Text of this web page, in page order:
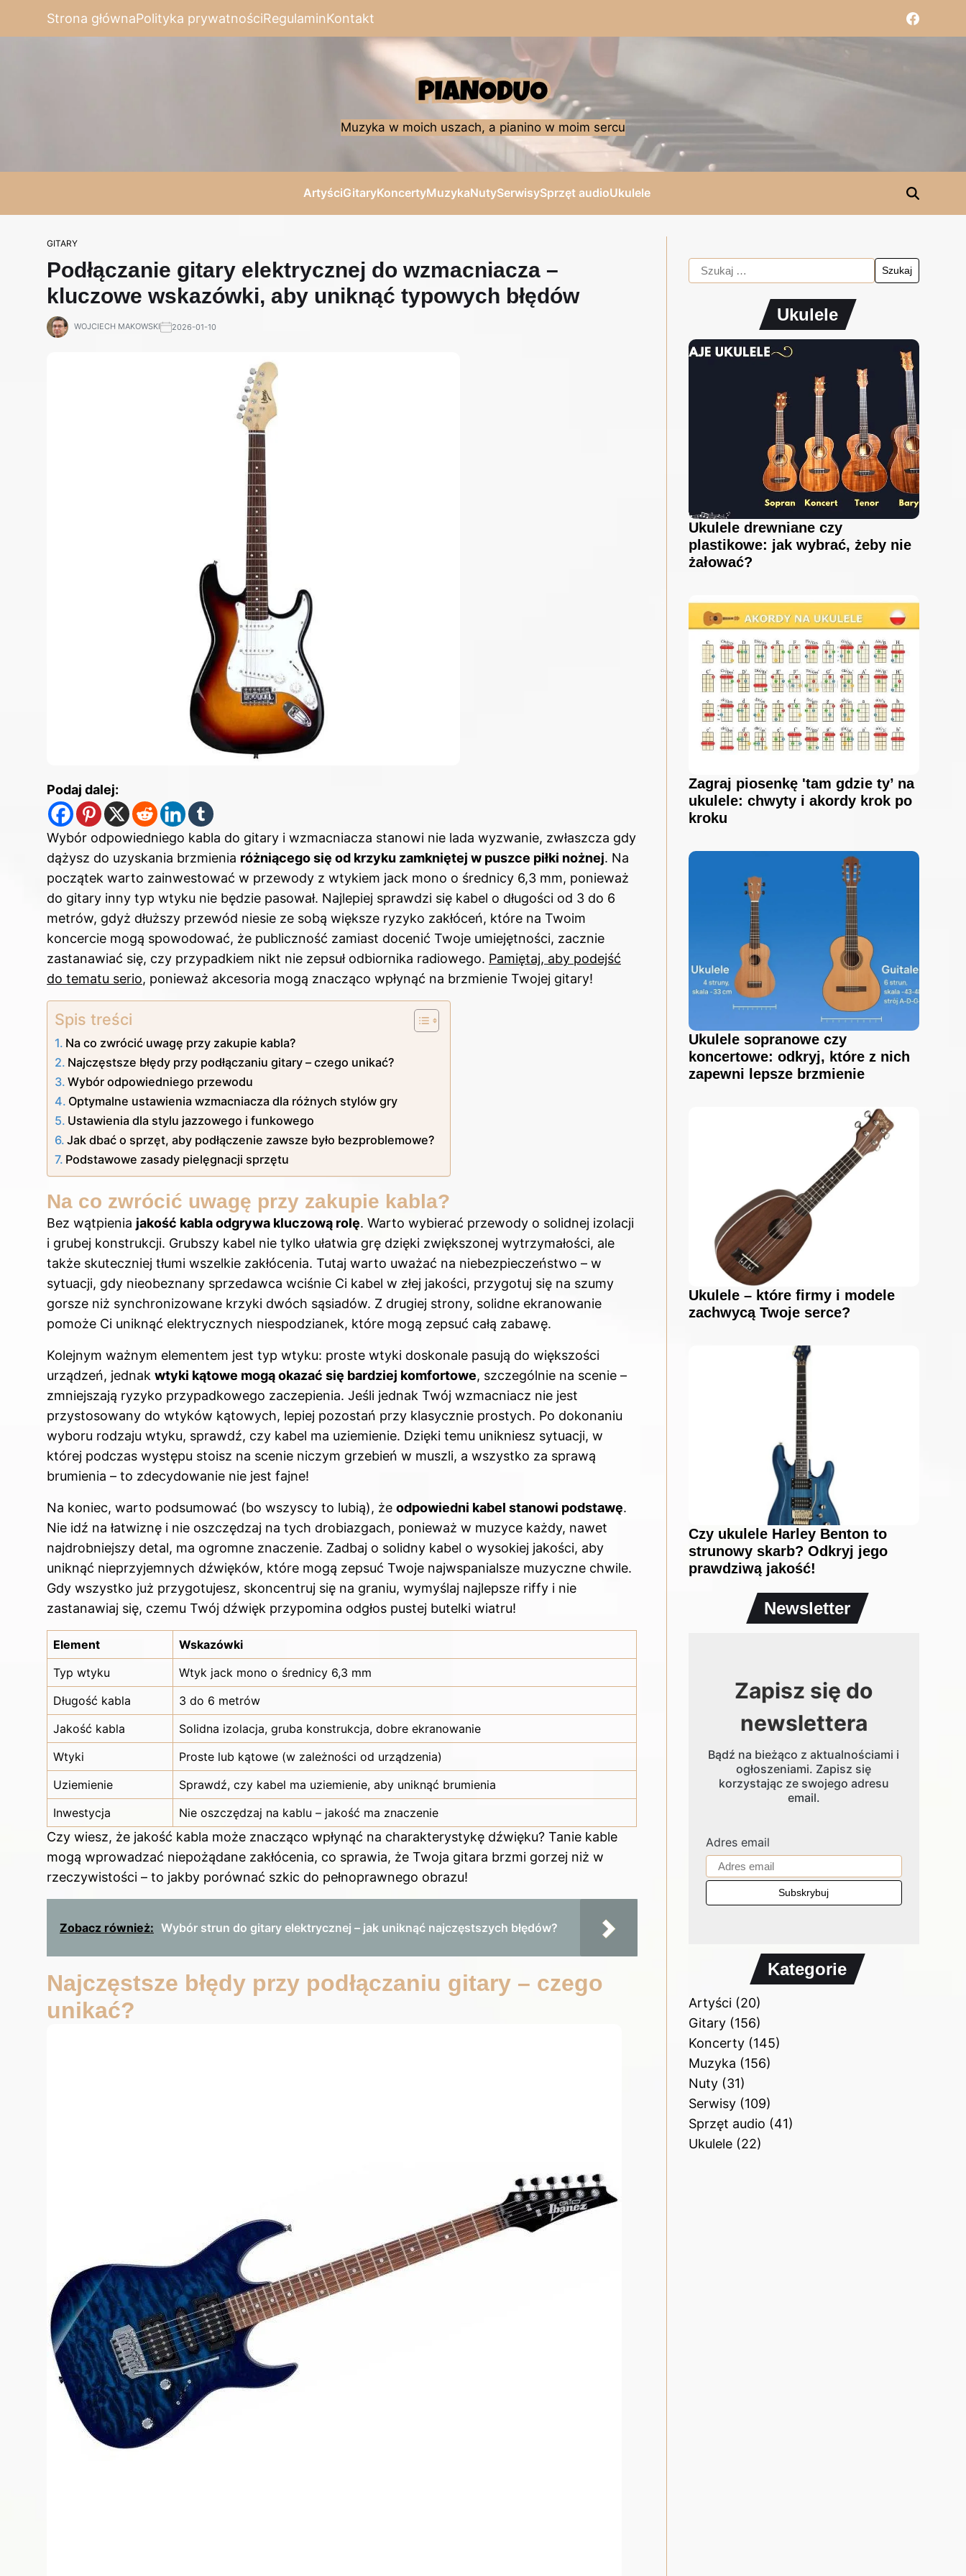
Strona głównaPolityka prywatnościRegulaminKontakt
Muzyka w moich uszach, a pianino w moim sercu
ArtyściGitaryKoncertyMuzykaNutySerwisySprzęt audioUkulele
GITARY
Podłączanie gitary elektrycznej do wzmacniacza –
kluczowe wskazówki, aby uniknąć typowych błędów
WOJCIECH MAKOWSKI 2026-01-10
Podaj dalej:
Wybór odpowiedniego kabla do gitary i wzmacniacza stanowi nie lada wyzwanie, zwłaszcza gdy
dążysz do uzyskania brzmienia różniącego się od krzyku zamkniętej w puszce piłki nożnej. Na
początek warto zainwestować w przewody z wtykiem jack mono o średnicy 6,3 mm, ponieważ
do gitary inny typ wtyku nie będzie pasował. Najlepiej sprawdzi się kabel o długości od 3 do 6
metrów, gdyż dłuższy przewód niesie ze sobą większe ryzyko zakłóceń, które na Twoim
koncercie mogą spowodować, że publiczność zamiast docenić Twoje umiejętności, zacznie
zastanawiać się, czy przypadkiem nikt nie zepsuł odbiornika radiowego. Pamiętaj, aby podejść
do tematu serio, ponieważ akcesoria mogą znacząco wpłynąć na brzmienie Twojej gitary!
Spis treści
Na co zwrócić uwagę przy zakupie kabla?
Najczęstsze błędy przy podłączaniu gitary – czego unikać?
Wybór odpowiedniego przewodu
Optymalne ustawienia wzmacniacza dla różnych stylów gry
Ustawienia dla stylu jazzowego i funkowego
Jak dbać o sprzęt, aby podłączenie zawsze było bezproblemowe?
Podstawowe zasady pielęgnacji sprzętu
Na co zwrócić uwagę przy zakupie kabla?
Bez wątpienia jakość kabla odgrywa kluczową rolę. Warto wybierać przewody o solidnej izolacji
i grubej konstrukcji. Grubszy kabel nie tylko ułatwia grę dzięki zwiększonej wytrzymałości, ale
także skuteczniej tłumi wszelkie zakłócenia. Tutaj warto uważać na niebezpieczeństwo – w
sytuacji, gdy nieobeznany sprzedawca wciśnie Ci kabel w złej jakości, przygotuj się na szumy
gorsze niż synchronizowane krzyki dwóch sąsiadów. Z drugiej strony, solidne ekranowanie
pomoże Ci uniknąć elektrycznych niespodzianek, które mogą zepsuć całą zabawę.
Kolejnym ważnym elementem jest typ wtyku: proste wtyki doskonale pasują do większości
urządzeń, jednak wtyki kątowe mogą okazać się bardziej komfortowe, szczególnie na scenie –
zmniejszają ryzyko przypadkowego zaczepienia. Jeśli jednak Twój wzmacniacz nie jest
przystosowany do wtyków kątowych, lepiej pozostań przy klasycznie prostych. Po dokonaniu
wyboru rodzaju wtyku, sprawdź, czy kabel ma uziemienie. Dzięki temu unikniesz sytuacji, w
której podczas występu stoisz na scenie niczym grzebień w muszli, a wszystko za sprawą
brumienia – to zdecydowanie nie jest fajne!
Na koniec, warto podsumować (bo wszyscy to lubią), że odpowiedni kabel stanowi podstawę.
Nie idź na łatwiznę i nie oszczędzaj na tych drobiazgach, ponieważ w muzyce każdy, nawet
najdrobniejszy detal, ma ogromne znaczenie. Zadbaj o solidny kabel o wysokiej jakości, aby
uniknąć nieprzyjemnych dźwięków, które mogą zepsuć Twoje najwspanialsze muzyczne chwile.
Gdy wszystko już przygotujesz, skoncentruj się na graniu, wymyślaj najlepsze riffy i nie
zastanawiaj się, czemu Twój dźwięk przypomina odgłos pustej butelki wiatru!
Element
Wskazówki
Typ wtyku
Wtyk jack mono o średnicy 6,3 mm
Długość kabla
3 do 6 metrów
Jakość kabla
Solidna izolacja, gruba konstrukcja, dobre ekranowanie
Wtyki
Proste lub kątowe (w zależności od urządzenia)
Uziemienie
Sprawdź, czy kabel ma uziemienie, aby uniknąć brumienia
Inwestycja
Nie oszczędzaj na kablu – jakość ma znaczenie
Czy wiesz, że jakość kabla może znacząco wpłynąć na charakterystykę dźwięku? Tanie kable
mogą wprowadzać niepożądane zakłócenia, co sprawia, że Twoja gitara brzmi gorzej niż w
rzeczywistości – to jakby porównać szkic do pełnoprawnego obrazu!
Zobacz również: Wybór strun do gitary elektrycznej – jak uniknąć najczęstszych błędów?
Najczęstsze błędy przy podłączaniu gitary – czego
unikać?
Ukulele
Ukulele drewniane czy
plastikowe: jak wybrać, żeby nie
żałować?
Zagraj piosenkę 'tam gdzie ty’ na
ukulele: chwyty i akordy krok po
kroku
Ukulele sopranowe czy
koncertowe: odkryj, które z nich
zapewni lepsze brzmienie
Ukulele – które firmy i modele
zachwycą Twoje serce?
Czy ukulele Harley Benton to
strunowy skarb? Odkryj jego
prawdziwą jakość!
Newsletter
Zapisz się do
newslettera
Bądź na bieżąco z aktualnościami i
ogłoszeniami. Zapisz się
korzystając ze swojego adresu
email.
Adres email
Kategorie
Artyści(20)
Gitary(156)
Koncerty(145)
Muzyka (156)
Nuty(31)
Serwisy(109)
Sprzęt audio (41)
Ukulele(22)